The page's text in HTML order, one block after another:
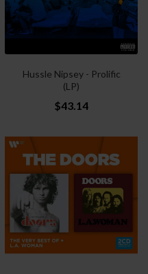
Hussle Nipsey - Prolific
(LP)
$43.14